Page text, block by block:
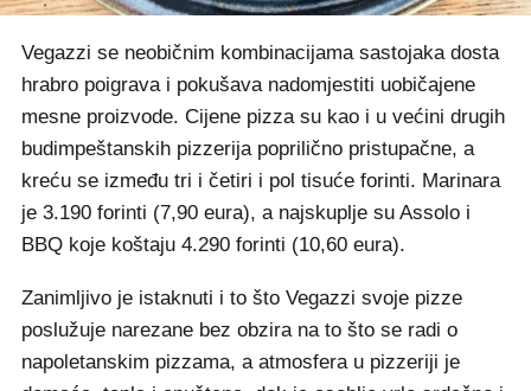
Vegazzi se neobičnim kombinacijama sastojaka dosta
hrabro poigrava i pokušava nadomjestiti uobičajene
mesne proizvode. Cijene pizza su kao i u većini drugih
budimpeštanskih pizzerija poprilično pristupačne, a
kreću se između tri i četiri i pol tisuće forinti. Marinara
je 3.190 forinti (7,90 eura), a najskuplje su Assolo i
BBQ koje koštaju 4.290 forinti (10,60 eura).
Zanimljivo je istaknuti i to što Vegazzi svoje pizze
poslužuje narezane bez obzira na to što se radi o
napoletanskim pizzama, a atmosfera u pizzeriji je